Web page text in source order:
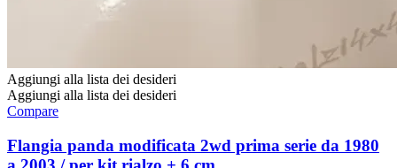
Aggiungi alla lista dei desideri
Aggiungi alla lista dei desideri
Compare
Flangia panda modificata 2wd prima serie da 1980